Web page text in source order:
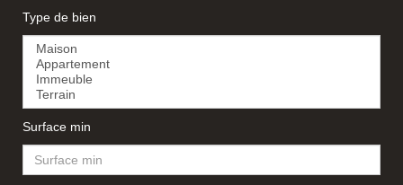
Type de bien
Surface min